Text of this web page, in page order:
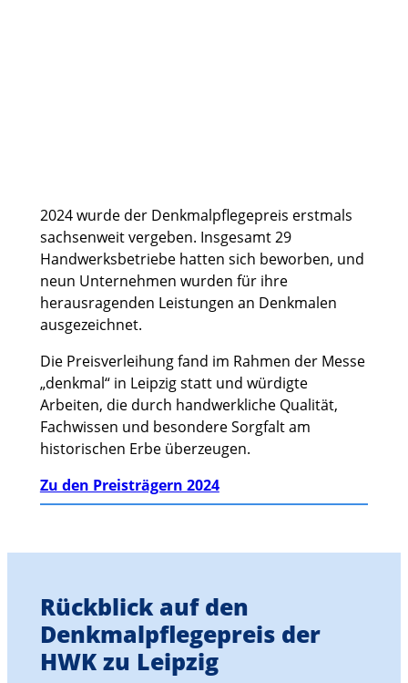
2024 wurde der Denkmalpflegepreis erstmals
sachsenweit vergeben. Insgesamt 29
Handwerksbetriebe hatten sich beworben, und
neun Unternehmen wurden für ihre
herausragenden Leistungen an Denkmalen
ausgezeichnet.
Die Preisverleihung fand im Rahmen der Messe
„denkmal“ in Leipzig statt und würdigte
Arbeiten, die durch handwerkliche Qualität,
Fachwissen und besondere Sorgfalt am
historischen Erbe überzeugen.
Zu den Preisträgern 2024
Rückblick auf den
Denkmalpflegepreis der
HWK zu Leipzig